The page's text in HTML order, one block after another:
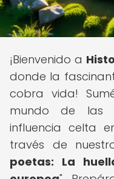
¡Bienvenido a
donde la
cobra vida!
mundo de las
influencia celta
través de
poetas: La